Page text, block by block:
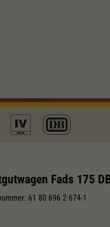
Fads 175
61 80 696 2 674-1